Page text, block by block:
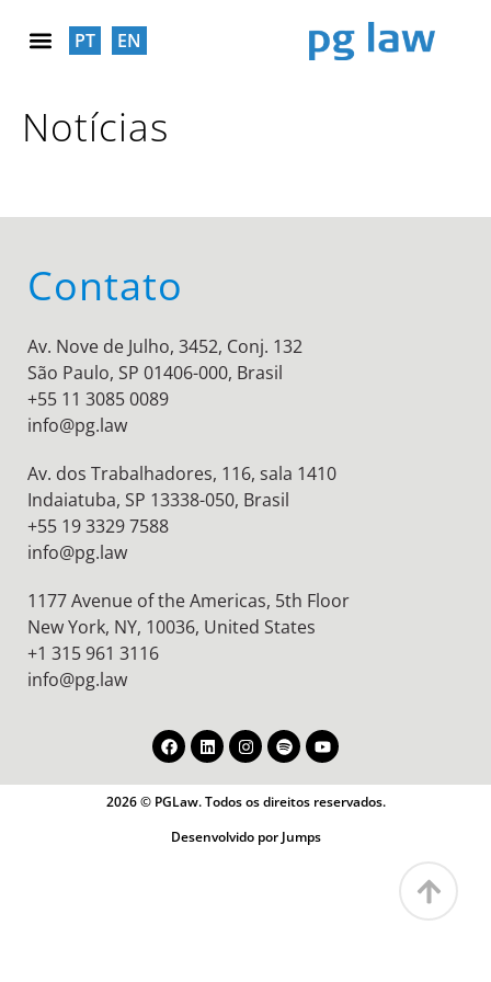
PT EN
Notícias
Contato
Av. Nove de Julho, 3452, Conj. 132
São Paulo, SP 01406-000, Brasil
+55 11 3085 0089
info@pg.law
Av. dos Trabalhadores, 116, sala 1410
Indaiatuba, SP 13338-050, Brasil
+55 19 3329 7588
info@pg.law
1177 Avenue of the Americas, 5th Floor
New York, NY, 10036, United States
+1 315 961 3116
info@pg.law
2026 © PGLaw. Todos os direitos reservados.
Desenvolvido por Jumps